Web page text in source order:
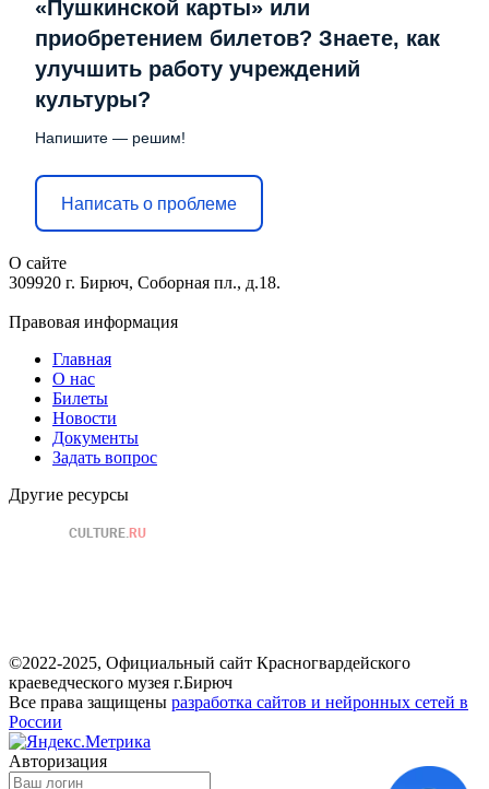
«Пушкинской карты» или
приобретением билетов? Знаете, как
улучшить работу учреждений
культуры?
Напишите — решим!
Написать о проблеме
О сайте
309920 г. Бирюч, Соборная пл., д.18.
Правовая информация
Главная
О нас
Билеты
Новости
Документы
Задать вопрос
Другие ресурсы
©2022-2025, Официальный сайт Красногвардейского
краеведческого музея г.Бирюч
Все права защищены разработка сайтов и нейронных сетей в
России
Авторизация